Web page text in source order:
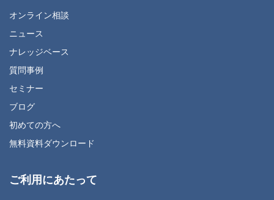
オンライン相談
ニュース
ナレッジベース
質問事例
セミナー
ブログ
初めての方へ
無料資料ダウンロード
ご利用にあたって